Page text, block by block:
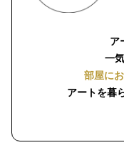
ア
一
部屋に
アートを暮